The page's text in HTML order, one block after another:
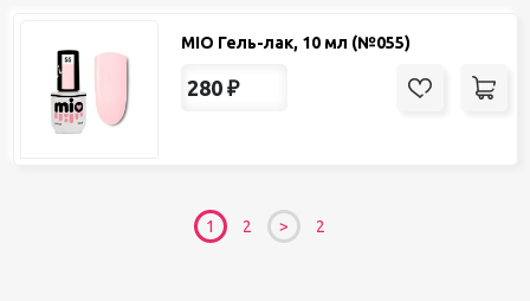
MIO Гель-лак, 10 мл (№055)
280 ₽
1 2 2